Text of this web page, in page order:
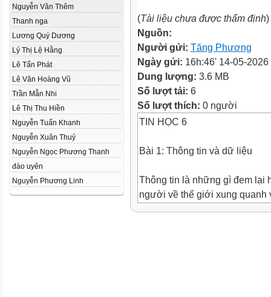
Nguyễn Văn Thêm
Thanh nga
Lương Quý Dương
Lý Thị Lệ Hằng
Lê Tấn Phát
Lê Văn Hoàng Vũ
Trần Mẫn Nhi
Lê Thị Thu Hiền
Nguyễn Tuấn Khanh
Nguyễn Xuân Thuỷ
Nguyễn Ngọc Phương Thanh
đào uyên
Nguyễn Phương Linh
(Tài liệu chưa được thẩm định)
Nguồn:
Người gửi: Tăng Phương
Ngày gửi: 16h:46' 14-05-2026
Dung lượng: 3.6 MB
Số lượt tải: 6
Số lượt thích: 0 người
TIN HỌC 6
Bài 1: Thông tin và dữ liệu
Thông tin là những gì đem lại
người về thế giới xung quanh